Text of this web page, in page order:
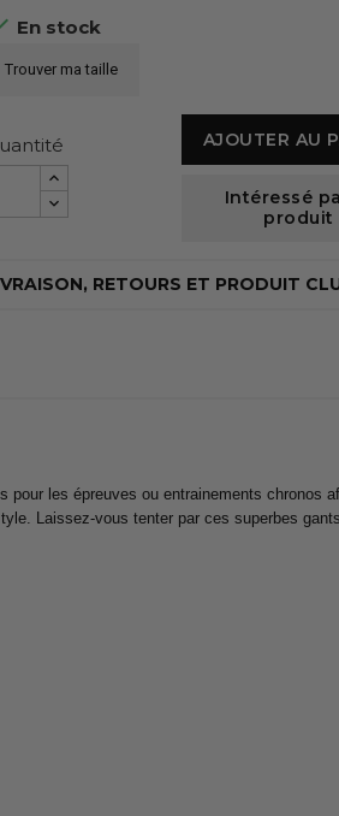
En stock
Trouver ma taille
AJOUTER AU
Intéressé
produit
RETOURS ET PRODUIT
pour les épreuves ou entrainements chronos
Laissez-vous tenter par ces superbes